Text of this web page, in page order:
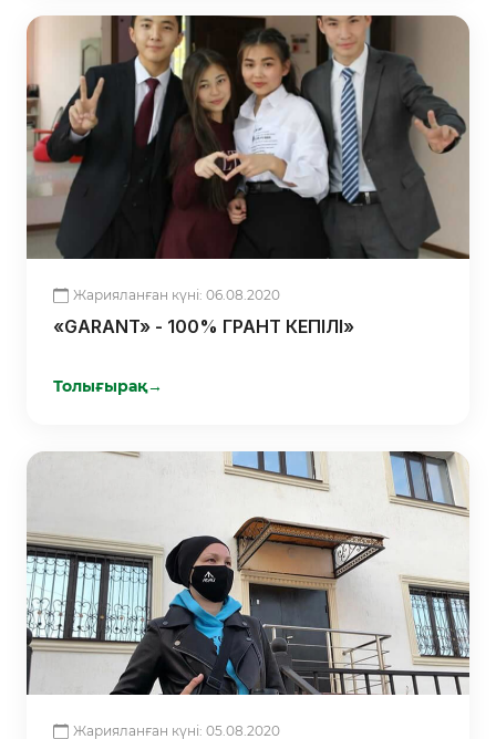
Жарияланған күні: 06.08.2020
«GARANT» - 100% ГРАНТ КЕПІЛІ»
Толығырақ→
Жарияланған күні: 05.08.2020